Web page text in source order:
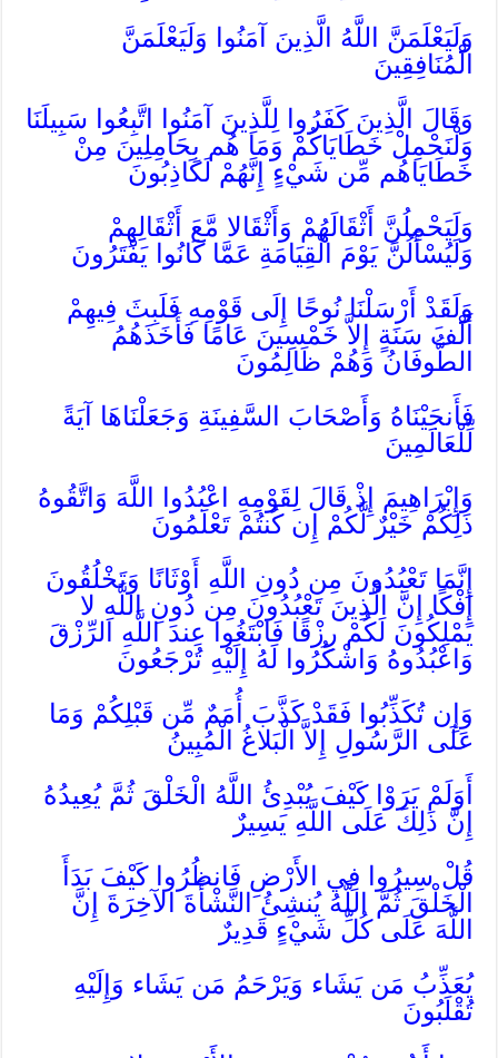
وَلَيَعْلَمَنَّ اللَّهُ الَّذِينَ آمَنُوا وَلَيَعْلَمَنَّ
الْمُنَافِقِينَ
وَقَالَ الَّذِينَ كَفَرُوا لِلَّذِينَ آمَنُوا اتَّبِعُوا سَبِيلَنَا
وَلْنَحْمِلْ خَطَايَاكُمْ وَمَا هُم بِحَامِلِينَ مِنْ
خَطَايَاهُم مِّن شَيْءٍ إِنَّهُمْ لَكَاذِبُونَ
وَلَيَحْمِلُنَّ أَثْقَالَهُمْ وَأَثْقَالا مَّعَ أَثْقَالِهِمْ
وَلَيُسْأَلُنَّ يَوْمَ الْقِيَامَةِ عَمَّا كَانُوا يَفْتَرُونَ
وَلَقَدْ أَرْسَلْنَا نُوحًا إِلَى قَوْمِهِ فَلَبِثَ فِيهِمْ
أَلْفَ سَنَةٍ إِلاَّ خَمْسِينَ عَامًا فَأَخَذَهُمُ
الطُّوفَانُ وَهُمْ ظَالِمُونَ
فَأَنجَيْنَاهُ وَأَصْحَابَ السَّفِينَةِ وَجَعَلْنَاهَا آيَةً
لِّلْعَالَمِينَ
وَإِبْرَاهِيمَ إِذْ قَالَ لِقَوْمِهِ اعْبُدُوا اللَّهَ وَاتَّقُوهُ
ذَلِكُمْ خَيْرٌ لَّكُمْ إِن كُنتُمْ تَعْلَمُونَ
إِنَّمَا تَعْبُدُونَ مِن دُونِ اللَّهِ أَوْثَانًا وَتَخْلُقُونَ
إِفْكًا إِنَّ الَّذِينَ تَعْبُدُونَ مِن دُونِ اللَّهِ لا
يَمْلِكُونَ لَكُمْ رِزْقًا فَابْتَغُوا عِندَ اللَّهِ الرِّزْقَ
وَاعْبُدُوهُ وَاشْكُرُوا لَهُ إِلَيْهِ تُرْجَعُونَ
وَإِن تُكَذِّبُوا فَقَدْ كَذَّبَ أُمَمٌ مِّن قَبْلِكُمْ وَمَا
عَلَى الرَّسُولِ إِلاَّ الْبَلاغُ الْمُبِينُ
أَوَلَمْ يَرَوْا كَيْفَ يُبْدِئُ اللَّهُ الْخَلْقَ ثُمَّ يُعِيدُهُ
إِنَّ ذَلِكَ عَلَى اللَّهِ يَسِيرٌ
قُلْ سِيرُوا فِي الأَرْضِ فَانظُرُوا كَيْفَ بَدَأَ
الْخَلْقَ ثُمَّ اللَّهُ يُنشِئُ النَّشْأَةَ الآخِرَةَ إِنَّ
اللَّهَ عَلَى كُلِّ شَيْءٍ قَدِيرٌ
يُعَذِّبُ مَن يَشَاء وَيَرْحَمُ مَن يَشَاء وَإِلَيْهِ
تُقْلَبُونَ